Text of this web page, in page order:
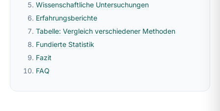
Wissenschaftliche Untersuchungen
Erfahrungsberichte
Tabelle: Vergleich verschiedener Methoden
Fundierte Statistik
Fazit
FAQ